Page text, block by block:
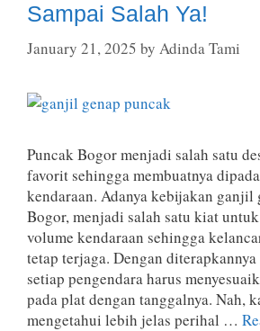
Sampai Salah Ya!
January 21, 2025 by Adinda Tami
Puncak Bogor menjadi salah satu
favorit sehingga membuatnya
kendaraan. Adanya kebijakan ganjil
Bogor, menjadi salah satu kiat
volume kendaraan sehingga
tetap terjaga. Dengan
setiap pengendara harus
pada plat dengan tanggalnya. Nah,
mengetahui lebih jelas perihal …